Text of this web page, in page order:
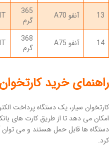
13 آنفو A70
365
گرم
14 آنفو A75
368
گرم
راهنمای خرید
کارتخوان سیار، یک دستگاه پرداخت
امکان می دهد تا از طریق کارت های
دستگاه ها قابل حمل هستند و می توان
کرد.